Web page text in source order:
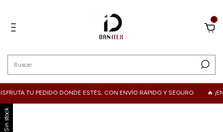
0
TU PEDIDO DONDE ESTÉS, CON ENVÍO RÁPIDO Y SEGURO 🔥 ¡ENVIOS
Sin stock